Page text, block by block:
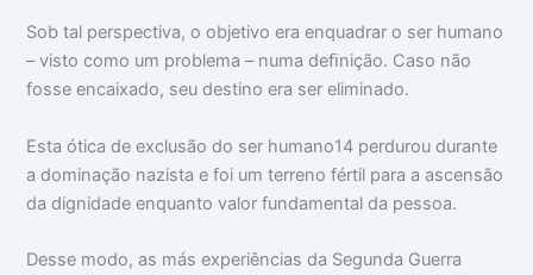
Sob tal perspectiva, o objetivo era enquadrar o ser humano
– visto como um problema – numa deﬁnição. Caso não
fosse encaixado, seu destino era ser eliminado.
Esta ótica de exclusão do ser humano14 perdurou durante
a dominação nazista e foi um terreno fértil para a ascensão
da dignidade enquanto valor fundamental da pessoa.
Desse modo, as más experiências da Segunda Guerra